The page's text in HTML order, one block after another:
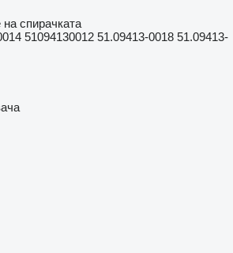
спирачката
51094130012 51.09413-0018 51.09413-